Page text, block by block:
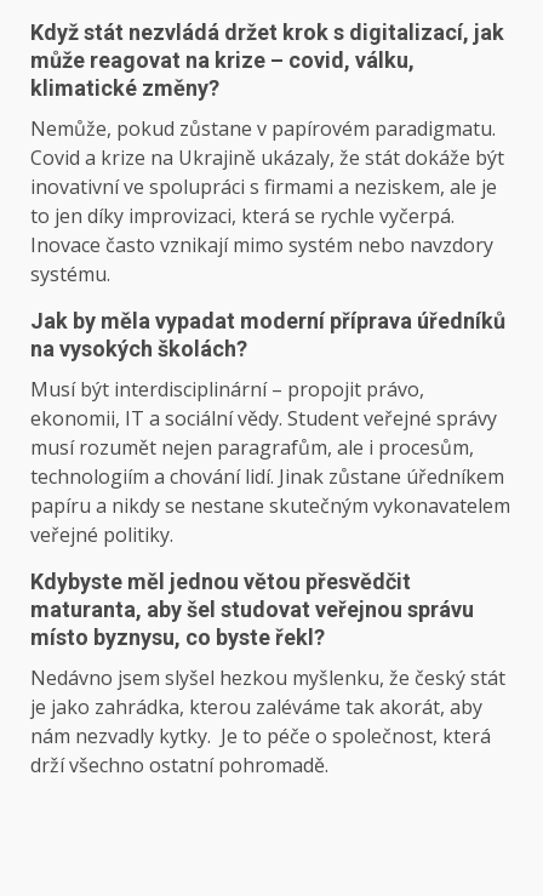
Když stát nezvládá držet krok s digitalizací, jak
může reagovat na krize – covid, válku,
klimatické změny?
Nemůže, pokud zůstane v papírovém paradigmatu.
Covid a krize na Ukrajině ukázaly, že stát dokáže být
inovativní ve spolupráci s firmami a neziskem, ale je
to jen díky improvizaci, která se rychle vyčerpá.
Inovace často vznikají mimo systém nebo navzdory
systému.
Jak by měla vypadat moderní příprava úředníků
na vysokých školách?
Musí být interdisciplinární – propojit právo,
ekonomii, IT a sociální vědy. Student veřejné správy
musí rozumět nejen paragrafům, ale i procesům,
technologiím a chování lidí. Jinak zůstane úředníkem
papíru a nikdy se nestane skutečným vykonavatelem
veřejné politiky.
Kdybyste měl jednou větou přesvědčit
maturanta, aby šel studovat veřejnou správu
místo byznysu, co byste řekl?
Nedávno jsem slyšel hezkou myšlenku, že český stát
je jako zahrádka, kterou zaléváme tak akorát, aby
nám nezvadly kytky. Je to péče o společnost, která
drží všechno ostatní pohromadě.